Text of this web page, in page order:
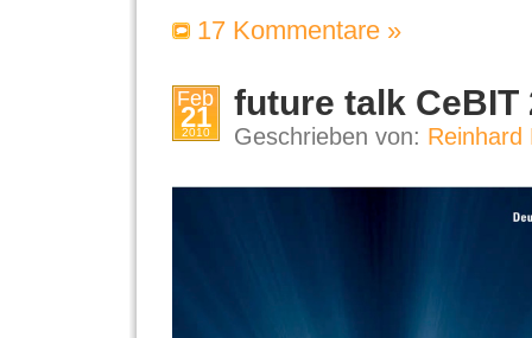
17 Kommentare »
Feb
21
2010
future talk CeBIT
Geschrieben von: Reinhard